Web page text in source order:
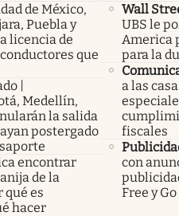
de México,
Puebla y
licencia de
que
|
Medellín,
la salida
postergado
encontrar
de la
qué es
hacer
Wall
UBS le
America
para la
a las
fiscales
con
Free y Go